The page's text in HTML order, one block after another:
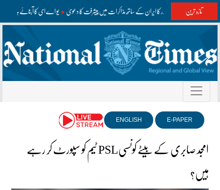
تازہ ترین امریکی نائب صدر کا ایران کے ساتھ مذاکرات میں پیشرفت کا دعویٰ یو اے ای کا آبنائے ہرمز
E-PAPER
ENGLISH
امجد صابری کے بیٹے کونسیPSL ٹیم کو سپورٹ کر رہے
ہیں؟